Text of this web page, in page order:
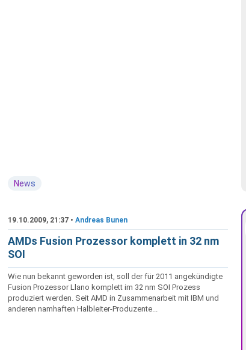
News
19.10.2009, 21:37 •Andreas Bunen
AMDs Fusion Prozessor komplett in 32 nm
SOI
Wie nun bekannt geworden ist, soll der für 2011 angekündigte
Fusion Prozessor Llano komplett im 32 nm SOI Prozess
produziert werden. Seit AMD in Zusammenarbeit mit IBM und
anderen namhaften Halbleiter-Produzente...